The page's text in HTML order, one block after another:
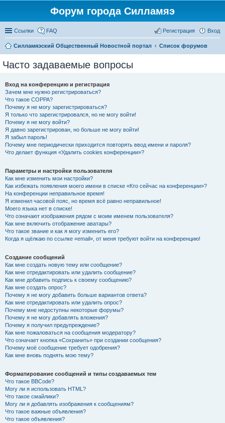
Форум города Силламяэ
Ссылки FAQ Вход
Регистрация
Силламяэский Общественный Новостной портал Список форумов
Часто задаваемые вопросы
Вход на конференцию и регистрация
Зачем мне нужно регистрироваться?
Что такое COPPA?
Почему я не могу зарегистрироваться?
Я только что зарегистрировался, но не могу войти!
Почему я не могу войти?
Я давно зарегистрирован, но больше не могу войти!
Я забыл пароль!
Почему мне периодически приходится повторять ввод имени и пароля?
Что делает функция «Удалить cookies конференции»?
Параметры и настройки пользователя
Как мне изменить мои настройки?
Как избежать появления моего имени в списке «Кто сейчас на конференции»?
На конференции неправильное время!
Я изменил часовой пояс, но время всё равно неправильное!
Моего языка нет в списке!
Что означают изображения рядом с моим именем пользователя?
Как мне включить отображение аватары?
Что такое звание и как я могу изменить его?
Когда я щёлкаю по ссылке «email», от меня требуют войти на конференцию!
Создание сообщений
Как мне создать новую тему или сообщение?
Как мне отредактировать или удалить сообщение?
Как мне добавить подпись к своему сообщению?
Как мне создать опрос?
Почему я не могу добавить больше вариантов ответа?
Как мне отредактировать или удалить опрос?
Почему мне недоступны некоторые форумы?
Почему я не могу добавлять вложения?
Почему я получил предупреждение?
Как мне пожаловаться на сообщения модератору?
Что означает кнопка «Сохранить» при создании сообщения?
Почему моё сообщение требует одобрения?
Как мне вновь поднять мою тему?
Форматирование сообщений и типы создаваемых тем
Что такое BBCode?
Могу ли я использовать HTML?
Что такое смайлики?
Могу ли я добавлять изображения к сообщениям?
Что такое важные объявления?
Что такое объявления?